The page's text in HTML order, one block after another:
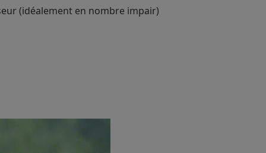
(idéalement en nombre impair)